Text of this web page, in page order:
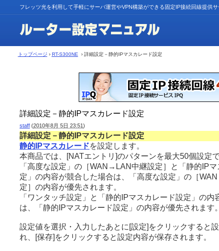
フレッツ光を利用して手軽にサーバ運営やVPN構築ができる固定IP接続回線提供
トップページ › RT-S300NE › 詳細設定－静的IPマスカレード設定
詳細設定－静的IPマスカレード設定
staff (2010年8月 5日 23:51)
詳細設定－静的IPマスカレード設定
静的IPマスカレードを設定します。
本商品では、[NATエントリ]のパターンを最大50個設定
「高度な設定」の［WAN→LAN中継設定］と「静的IP
定」の内容が競合した場合は、「高度な設定」の［
定］の内容が優先されます。
「ワンタッチ設定」と「静的IPマスカレード設定」の内
は、「静的IPマスカレード設定」の内容が優先されます
設定値を選択・入力したあとに[設定]をクリックすると
れ、[保存]をクリックすると設定内容が保存されます。